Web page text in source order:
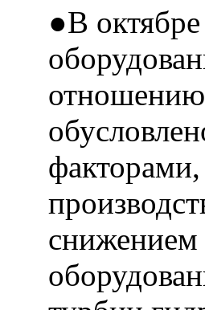
●В
отношению
снижением